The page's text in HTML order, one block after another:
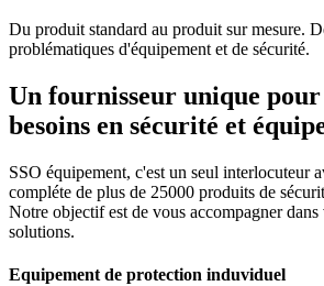
Du produit standard au produit sur mesure.
problématiques d'équipement et de sécurité.
Un fournisseur unique pour
besoins en sécurité et
SSO équipement, c'est un seul interlocuteur
compléte de plus de 25000 produits de
Notre objectif est de vous accompagner dans
solutions.
Equipement de protection induviduel